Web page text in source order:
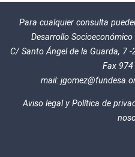
Para cualquier consulta
Desarrollo
C/ Santo Ángel de la Guarda, 7
Fax
mail:
Aviso legal y Política de